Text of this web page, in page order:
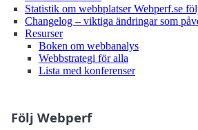
Statistik om webbplatser Webperf.se
Changelog – viktiga ändringar som
Resurser
Boken om webbanalys
Webbstrategi för alla
Lista med konferenser
Följ Webperf